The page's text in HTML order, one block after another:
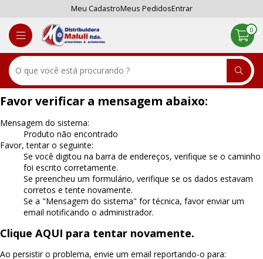
Meu CadastroMeus PedidosEntrar
0
Favor verificar a mensagem abaixo:
Mensagem do sistema:
Produto não encontrado
Favor, tentar o seguinte:
Se você digitou na barra de endereços, verifique se o caminho
foi escrito corretamente.
Se preencheu um formulário, verifique se os dados estavam
corretos e tente novamente.
Se a "Mensagem do sistema" for técnica, favor enviar um
email notificando o administrador.
Clique AQUI para tentar novamente.
Ao persistir o problema, envie um email reportando-o para: